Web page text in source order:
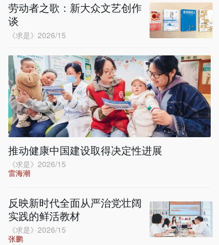
劳动者之歌：新大众文艺创作
谈
《求是》2026/15
推动健康中国建设取得决定性进展
《求是》2026/15
雷海潮
反映新时代全面从严治党壮阔
实践的鲜活教材
《求是》2026/15
张鹏